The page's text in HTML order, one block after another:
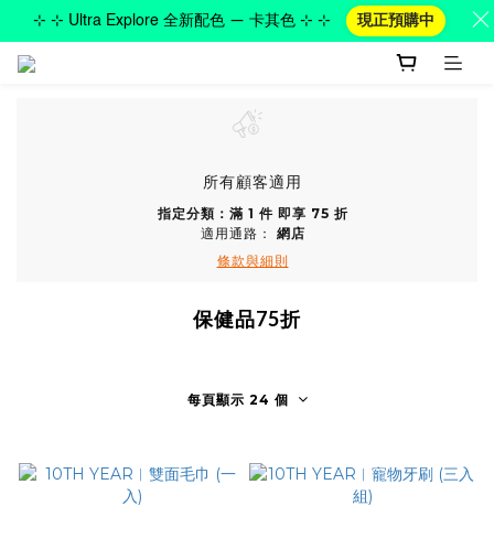
所有顧客適用
指定分類：滿 1 件 即享 75 折
適用通路： 網店
條款與細則
保健品75折
每頁顯示 24 個
⊹ ⊹ Ultra Explore 全新配色 — 卡其色 ⊹ ⊹ 現正預購中